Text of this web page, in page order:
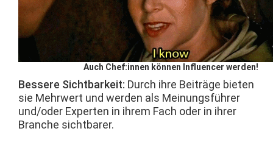
Auch Chef:innen kön­nen Influ­encer werden!
Bessere Sicht­barkeit: Durch ihre Beiträge bieten
sie Mehrw­ert und wer­den als Mei­n­ungs­führer
und/oder Experten in ihrem Fach oder in ihrer
Branche sichtbarer.